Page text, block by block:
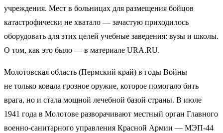
учреждения. Мест в больницах для размещения бойцов
катастрофически не хватало — зачастую приходилось
оборудовать для этих целей учебные заведения: вузы и школы.
О том, как это было — в материале URA.RU.
Молотовская область (Пермский край) в годы Войны
не только ковала грозное оружие, которое помогало бить
врага, но и стала мощной лечебной базой страны. В июле
1941 года в Молотове разворачивают местный орган Главного
военно-санитарного управления Красной Армии — МЭП-44